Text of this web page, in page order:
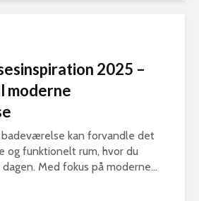
2025 –
moderne
kan forvandle det
og funktionelt rum, hvor du
Med fokus på moderne...